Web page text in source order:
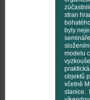
stran
byly
modelu
objektů
včetně
stanice.